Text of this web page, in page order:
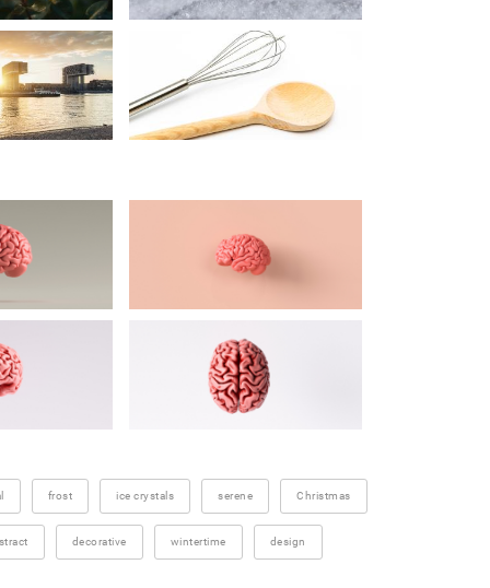
frost ice crystals serene Christmas
decorative wintertime design